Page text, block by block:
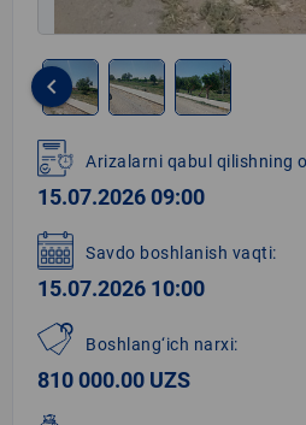
1
of
3
keyboard_arrow_left
Arizalarni qabul qilishning
15.07.2026 09:00
Savdo boshlanish vaqti:
15.07.2026 10:00
Boshlang‘ich narxi:
810 000.00 UZS